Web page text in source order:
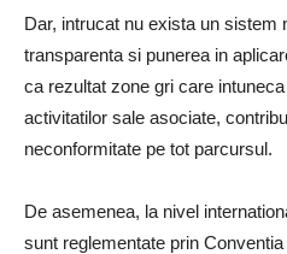
Dar, intrucat nu exista un sistem
transparenta si punerea in
ca rezultat zone gri care
activitatilor sale asociate,
neconformitate pe tot parcursul.
De asemenea, la nivel
sunt reglementate prin